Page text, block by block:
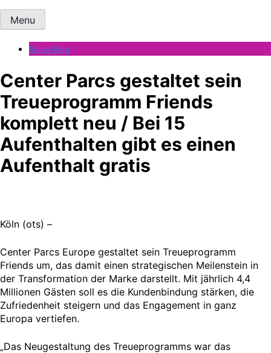
Menu
Reise-Blog
Center Parcs gestaltet sein
Treueprogramm Friends
komplett neu / Bei 15
Aufenthalten gibt es einen
Aufenthalt gratis
Köln (ots) –
Center Parcs Europe gestaltet sein Treueprogramm
Friends um, das damit einen strategischen Meilenstein in
der Transformation der Marke darstellt. Mit jährlich 4,4
Millionen Gästen soll es die Kundenbindung stärken, die
Zufriedenheit steigern und das Engagement in ganz
Europa vertiefen.
„Das Neugestaltung des Treueprogramms war das